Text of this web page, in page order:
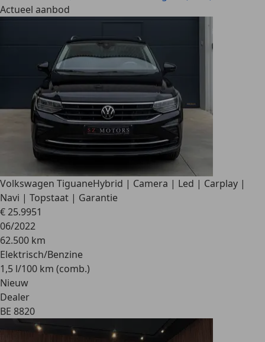
Actueel aanbod
Volkswagen TiguaneHybrid | Camera | Led | Carplay |
Navi | Topstaat | Garantie
€ 25.9951
06/2022
62.500 km
Elektrisch/Benzine
1,5 l/100 km (comb.)
Nieuw
Dealer
BE 8820